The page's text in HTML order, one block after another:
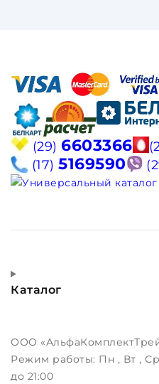
(29) 6603366
(17) 5169590
Каталог
ООО
Режим работы: Пн , Вт ,
до 21:00